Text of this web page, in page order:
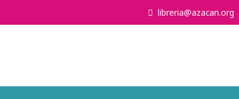
libreria@azacan.org